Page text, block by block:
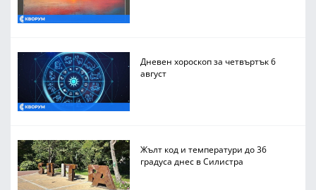
Дневен хороскоп за четвъртък 6
август
Жълт код и температури до 36
градуса днес в Силистра